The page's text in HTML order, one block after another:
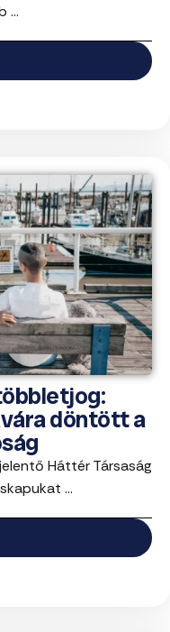
...
döntött a
Háttér Társaság
...